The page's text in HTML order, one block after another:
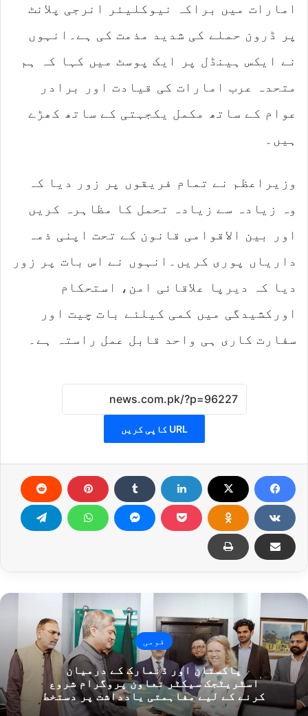
امارات میں براکہ نیوکلیئر انرجی پلانٹ
پر ڈرون حملے کی شدید مذمت کی ہے۔انہوں
نے ایکس ہینڈل پر ایک پوسٹ میں کہا کہ ہم
متحدہ عرب امارات کی قیادت اور برادر
عوام کے ساتھ مکمل یکجہتی کے ساتھ کھڑے
ہیں۔
وزیراعظم نے تمام فریقوں پر زور دیا کہ
وہ زیادہ سے زیادہ تحمل کا مظاہرہ کریں
اور بین الاقوامی قانون کے تحت اپنی ذمہ
داریاں پوری کریں۔انہوں نے اس بات پر زور
دیا کہ دیرپا علاقائی امن، استحکام
اورکشیدگی میں کمی کیلئے بات چیت اور
سفارت کاری ہی واحد قابل عمل راستہ ہے۔
URL کاپی کریں
قومی
پاکستان اور ڈنمارک کے درمیان
اسٹریٹجک سیکٹر تعاون پروگرام شروع
کرنے کے لیے مفاہمتی یادداشت پر دستخط